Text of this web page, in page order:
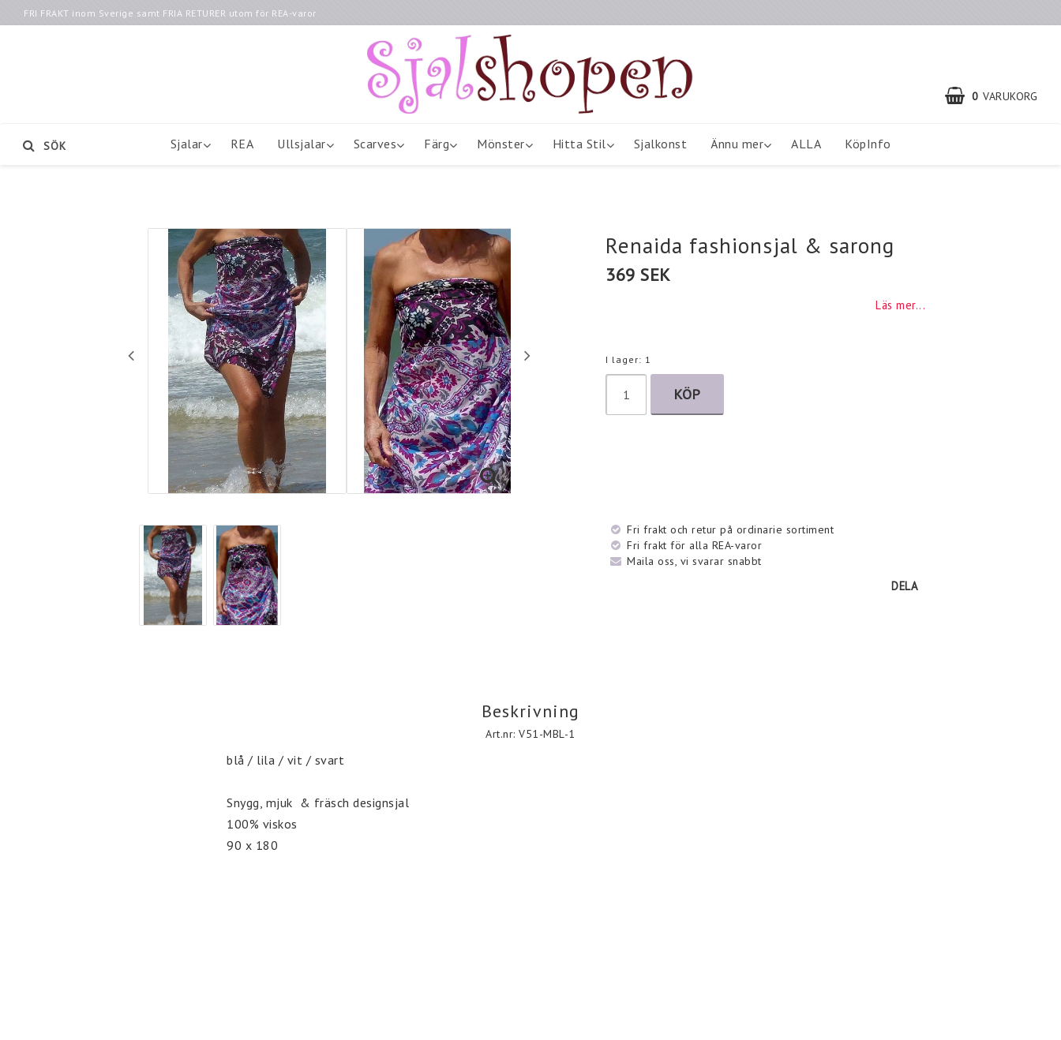
FRI FRAKT inom Sverige samt FRIA RETURER utom för REA-varor
0 VARUKORG
Sjalar REA Ullsjalar Scarves Färg Mönster Hitta Stil Sjalkonst Ännu mer ALLA KöpInfo
SÖK
Renaida fashionsjal & sarong
369 SEK
Läs mer...
I lager: 1
KÖP
Fri frakt och retur på ordinarie sortiment
Fri frakt för alla REA-varor
Maila oss, vi svarar snabbt
DELA
Beskrivning
Art.nr: V51-MBL-1
blå / lila / vit / svart
Snygg, mjuk  & fräsch designsjal
100% viskos
90 x 180